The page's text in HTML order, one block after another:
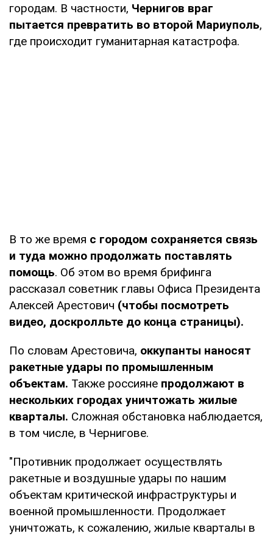
городам. В частности, Чернигов враг
пытается превратить во второй Мариуполь,
где происходит гуманитарная катастрофа.
В то же время с городом сохраняется связь
и туда можно продолжать поставлять
помощь. Об этом во время брифинга
рассказал советник главы Офиса Президента
Алексей Арестович (чтобы посмотреть
видео, доскролльте до конца страницы).
По словам Арестовича, оккупанты наносят
ракетные удары по промышленным
объектам. Также россияне продолжают в
нескольких городах уничтожать жилые
кварталы. Сложная обстановка наблюдается,
в том числе, в Чернигове.
"Противник продолжает осуществлять
ракетные и воздушные удары по нашим
объектам критической инфраструктуры и
военной промышленности. Продолжает
уничтожать, к сожалению, жилые кварталы в